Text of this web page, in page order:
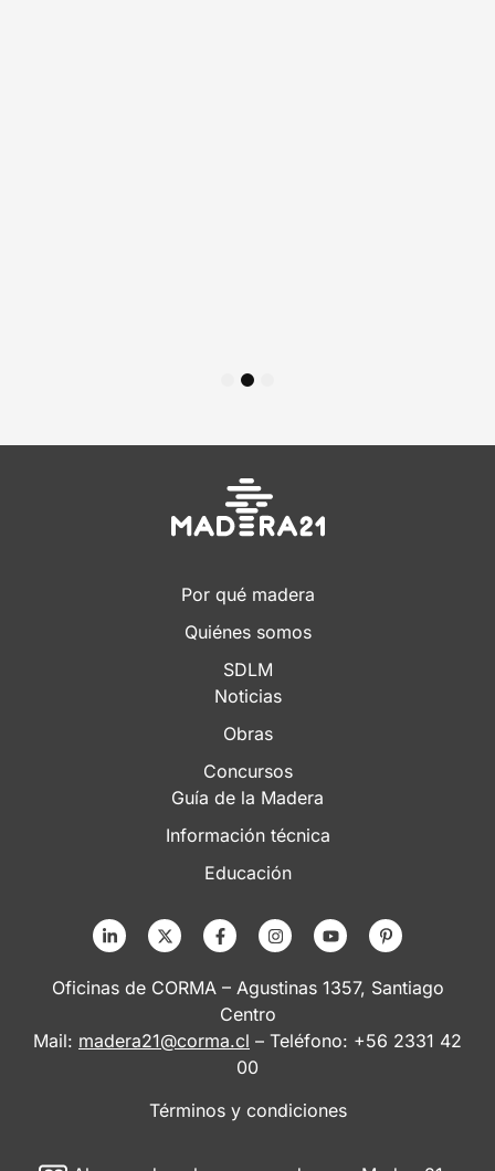
Por qué madera
Quiénes somos
SDLM
Noticias
Obras
Concursos
Guía de la Madera
Información técnica
Educación
Oficinas de CORMA – Agustinas 1357, Santiago
Centro
Mail: madera21@corma.cl – Teléfono: +56 2331 42
00
Términos y condiciones